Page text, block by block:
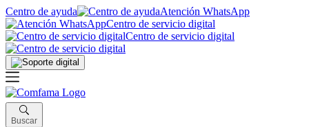
Centro de ayuda
Atención WhatsApp
Centro de servicio digital
Centro de servicio digital
Buscar